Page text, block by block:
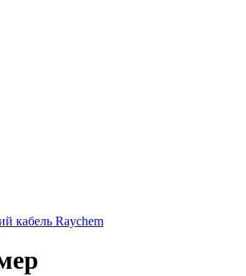
кабель Raychem